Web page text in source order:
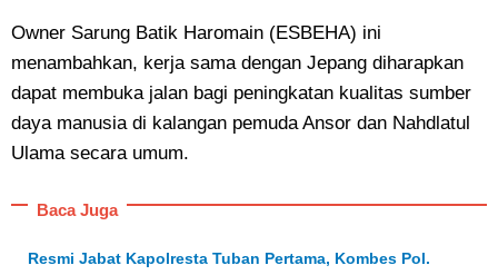
Owner Sarung Batik Haromain (ESBEHA) ini
menambahkan, kerja sama dengan Jepang diharapkan
dapat membuka jalan bagi peningkatan kualitas sumber
daya manusia di kalangan pemuda Ansor dan Nahdlatul
Ulama secara umum.
Baca Juga
Resmi Jabat Kapolresta Tuban Pertama, Kombes Pol.